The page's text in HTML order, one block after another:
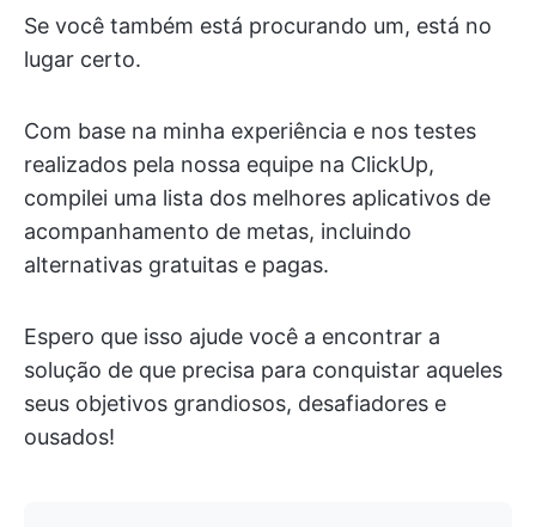
Se você também está procurando um, está no
lugar certo.
Com base na minha experiência e nos testes
realizados pela nossa equipe na ClickUp,
compilei uma lista dos melhores aplicativos de
acompanhamento de metas, incluindo
alternativas gratuitas e pagas.
Espero que isso ajude você a encontrar a
solução de que precisa para conquistar aqueles
seus objetivos grandiosos, desafiadores e
ousados!